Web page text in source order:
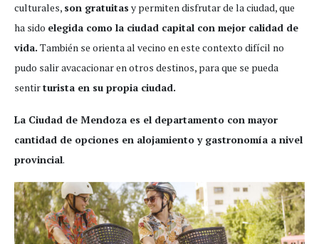
culturales, son gratuitas y permiten disfrutar de la ciudad, que
ha sido elegida como la ciudad capital con mejor calidad de
vida. También se orienta al vecino en este contexto difícil no
pudo salir avacacionar en otros destinos, para que se pueda
sentirturista en su propia ciudad.
La Ciudad de Mendoza es el departamento con mayor
cantidad de opciones en alojamiento y gastronomía a nivel
provincial.